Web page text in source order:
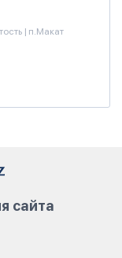
| п.Макат
сайта